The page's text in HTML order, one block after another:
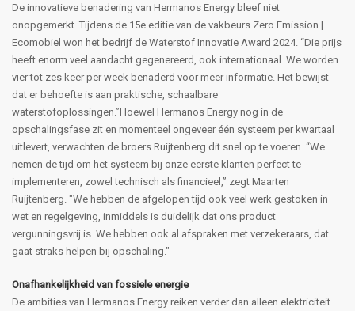
De innovatieve benadering van Hermanos Energy bleef niet
onopgemerkt. Tijdens de 15e editie van de vakbeurs Zero Emission |
Ecomobiel won het bedrijf de Waterstof Innovatie Award 2024. “Die prijs
heeft enorm veel aandacht gegenereerd, ook internationaal. We worden
vier tot zes keer per week benaderd voor meer informatie. Het bewijst
dat er behoefte is aan praktische, schaalbare
waterstofoplossingen.”Hoewel Hermanos Energy nog in de
opschalingsfase zit en momenteel ongeveer één systeem per kwartaal
uitlevert, verwachten de broers Ruijtenberg dit snel op te voeren. “We
nemen de tijd om het systeem bij onze eerste klanten perfect te
implementeren, zowel technisch als financieel,” zegt Maarten
Ruijtenberg. "We hebben de afgelopen tijd ook veel werk gestoken in
wet en regelgeving, inmiddels is duidelijk dat ons product
vergunningsvrij is. We hebben ook al afspraken met verzekeraars, dat
gaat straks helpen bij opschaling."
Onafhankelijkheid van fossiele energie
De ambities van Hermanos Energy reiken verder dan alleen elektriciteit.